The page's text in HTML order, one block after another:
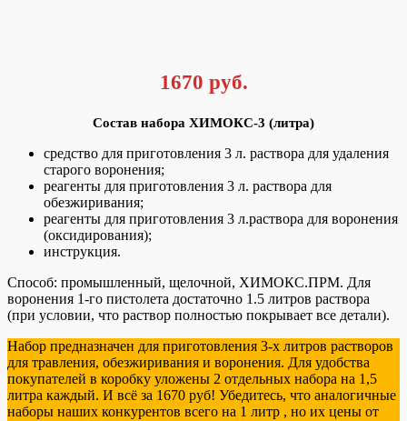
1670 руб.
Состав набора ХИМОКС-3 (литра)
средство для приготовления 3 л. раствора для удаления
старого воронения;
реагенты для приготовления 3 л. раствора для
обезжиривания;
реагенты для приготовления 3 л.раствора для воронения
(оксидирования);
инструкция.
Способ: промышленный, щелочной, ХИМОКС.ПРМ. Для
воронения 1-го пистолета достаточно 1.5 литров раствора
(при условии, что раствор полностью покрывает все детали).
Набор предназначен для приготовления 3-х литров растворов
для травления, обезжиривания и воронения. Для удобства
покупателей в коробку уложены 2 отдельных набора на 1,5
литра каждый. И всё за 1670 руб! Убедитесь, что аналогичные
наборы наших конкурентов всего на 1 литр , но их цены от